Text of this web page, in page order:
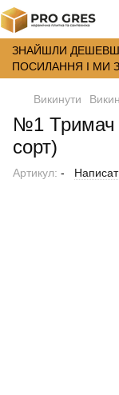
ЗНАЙШЛИ
ПОСИЛАННЯ І МИ
Викинути
№1 Тримач
сорт)
Артикул: -